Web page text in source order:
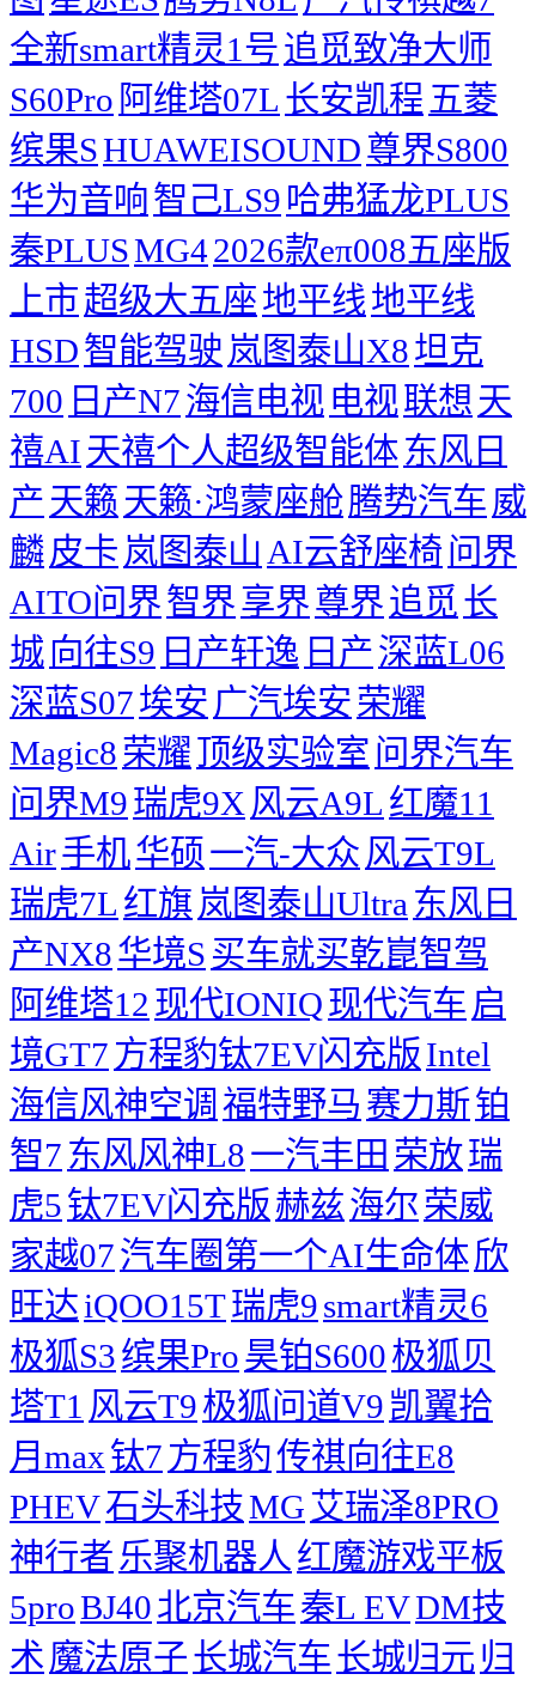
全新smart精灵1号追觅致净大师
S60Pro 阿维塔07L 长安凯程 五菱
缤果SHUAWEISOUND尊界S800
华为音响智己LS9 哈弗猛龙PLUS
秦PLUSMG42026款eπ008五座版
上市超级大五座地平线地平线
HSD智能驾驶 岚图泰山X8坦克
700 日产N7海信电视 电视联想 天
禧AI 天禧个人超级智能体东风日
产 天籁 天籁·鸿蒙座舱腾势汽车 威
麟皮卡 岚图泰山 AI云舒座椅问界
AITO问界智界享界尊界追觅长
城向往S9 日产轩逸 日产深蓝L06
深蓝S07埃安 广汽埃安荣耀
Magic8荣耀顶级实验室 问界汽车
问界M9瑞虎9X 风云A9L 红魔11
Air手机华硕 一汽-大众 风云T9L
瑞虎7L 红旗 岚图泰山Ultra 东风日
产NX8华境S 买车就买乾崑智驾
阿维塔12 现代IONIQ现代汽车 启
境GT7 方程豹钛7EV闪充版Intel
海信风神空调 福特野马 赛力斯铂
智7 东风风神L8一汽丰田 荣放瑞
虎5钛7EV闪充版赫兹海尔荣威
家越07汽车圈第一个AI生命体欣
旺达iQOO15T瑞虎9smart精灵6
极狐S3缤果Pro昊铂S600极狐贝
塔T1 风云T9极狐问道V9 凯翼拾
月max钛7 方程豹传祺向往E8
PHEV石头科技MG艾瑞泽8PRO
神行者 乐聚机器人 红魔游戏平板
5proBJ40北京汽车秦L EVDM技
术 魔法原子长城汽车长城归元 归